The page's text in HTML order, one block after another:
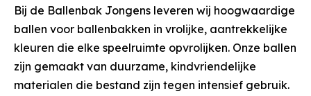
Bij de Ballenbak Jongens leveren wij hoogwaardige
ballen voor ballenbakken in vrolijke, aantrekkelijke
kleuren die elke speelruimte opvrolijken. Onze ballen
zijn gemaakt van duurzame, kindvriendelijke
materialen die bestand zijn tegen intensief gebruik.